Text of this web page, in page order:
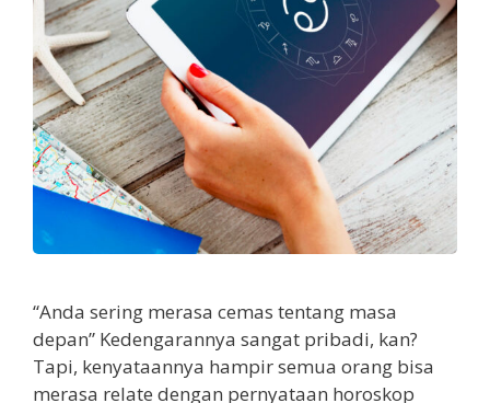
“Anda sering merasa cemas tentang masa
depan” Kedengarannya sangat pribadi, kan?
Tapi, kenyataannya hampir semua orang bisa
merasa relate dengan pernyataan horoskop